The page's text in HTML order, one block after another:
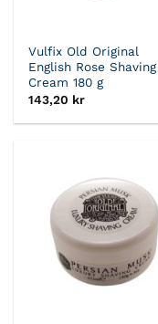
Vulfix Old Original
English Rose Shaving
Cream 180 g
143,20 kr